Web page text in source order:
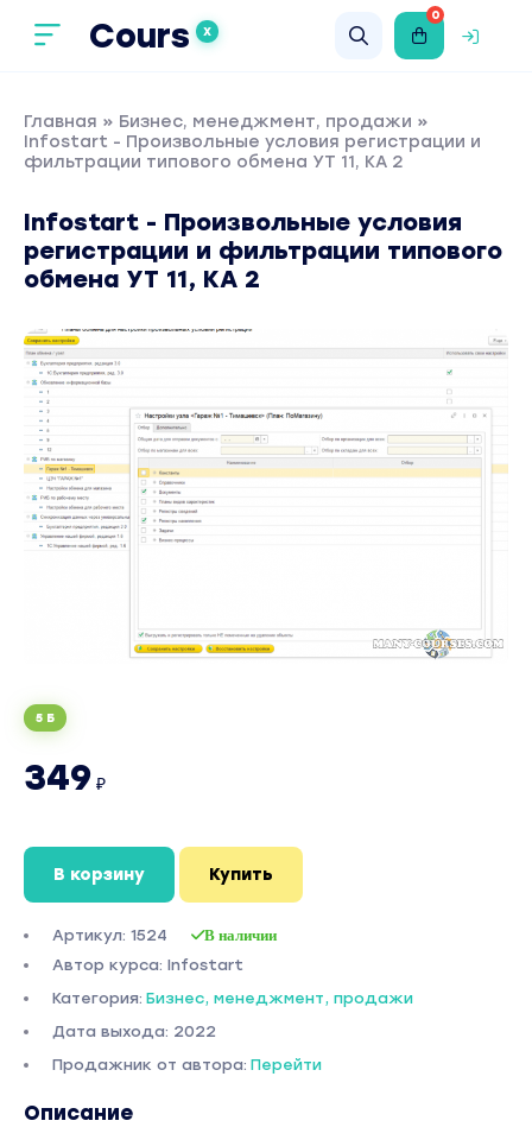
Cours X
0
Главная » Бизнес, менеджмент, продажи »
Infostart - Произвольные условия регистрации и
фильтрации типового обмена УТ 11, КА 2
Infostart - Произвольные условия
регистрации и фильтрации типового
обмена УТ 11, КА 2
5 Б
349 ₽
В корзину Купить
Артикул: 1524 В наличии
Автор курса: Infostart
Категория: Бизнес, менеджмент, продажи
Дата выхода: 2022
Продажник от автора: Перейти
Описание